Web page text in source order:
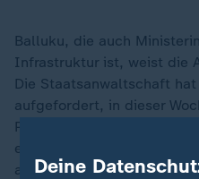
Balluku, die auch
Infrastruktur ist, weist die
Die Staatsanwaltschaft
aufgefordert, in dieser
Politikerin aufzuheben, um
ermöglichen. Ob und wann
abstimmt, ist jedoch offen.
Deine